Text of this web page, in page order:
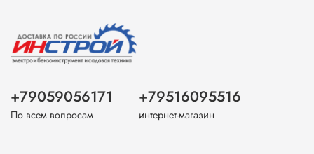
+79059056171
По всем вопросам
+79516095516
интернет-магазин